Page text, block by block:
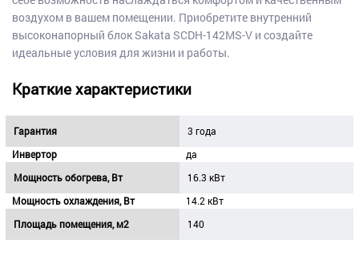
воздухом в вашем помещении. Приобретите внутренний
высоконапорный блок Sakata SCDH-142MS-V и создайте
идеальные условия для жизни и работы.
Краткие характеристики
Гарантия
3 года
Инвертор
да
Мощность обогрева, Вт
16.3 кВт
Мощность охлаждения, Вт
14.2 кВт
Площадь помещения, м2
140